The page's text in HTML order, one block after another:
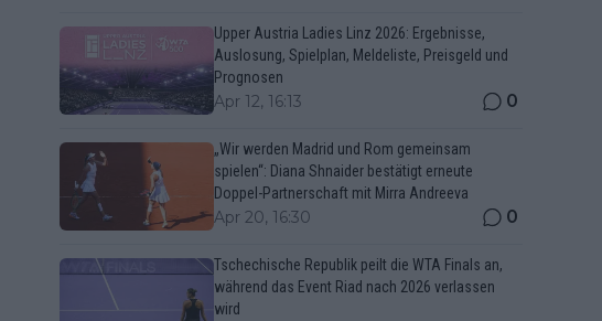
Upper Austria Ladies Linz 2026: Ergebnisse,
Auslosung, Spielplan, Meldeliste, Preisgeld und
Prognosen
Apr 12, 16:13 0
„Wir werden Madrid und Rom gemeinsam
spielen“: Diana Shnaider bestätigt erneute
Doppel-Partnerschaft mit Mirra Andreeva
Apr 20, 16:30 0
Tschechische Republik peilt die WTA Finals an,
während das Event Riad nach 2026 verlassen
wird